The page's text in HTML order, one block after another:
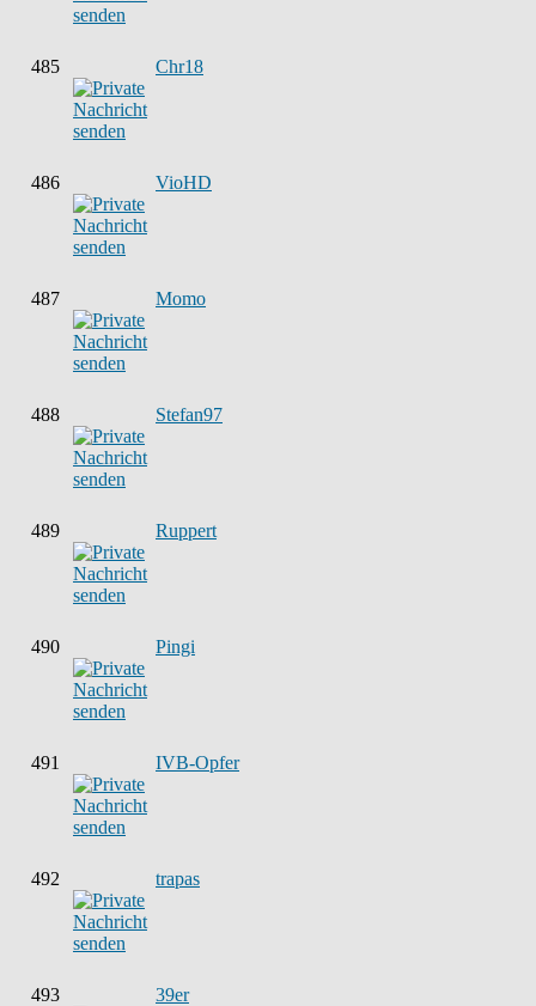
485 Chr18
486 VioHD
487 Momo
488 Stefan97
489 Ruppert
490 Pingi
491 IVB-Opfer
492 trapas
493 39er